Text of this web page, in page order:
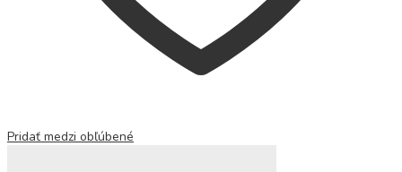
Pridať medzi obľúbené